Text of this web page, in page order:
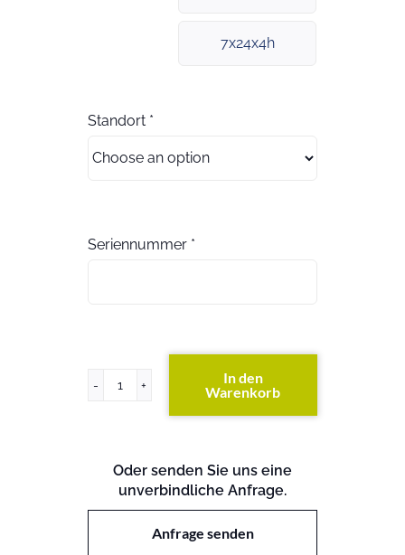
7x24x4h
Standort *
Seriennummer *
ProLiant
In den
Warenkorb
Oder senden Sie uns eine
unverbindliche Anfrage.
Anfrage senden